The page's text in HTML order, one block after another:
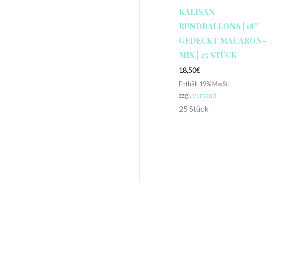
KALISAN
RUNDBALLONS | 18″
GEDECKT MACARON-
MIX | 25 STÜCK
18,50€
Enthält 19% MwSt.
zzgl.Versand
25 Stück